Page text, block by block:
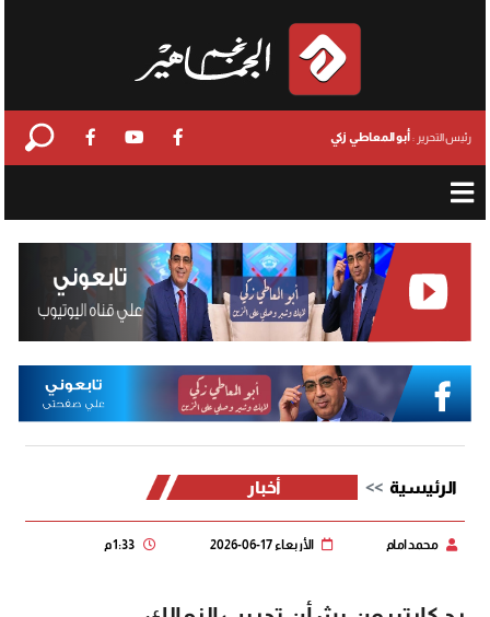
رئيس التحرير : أبو المعاطي زكي
الرئيسية أخبار
محمد امام الأربعاء 17-06-2026 1:33 م